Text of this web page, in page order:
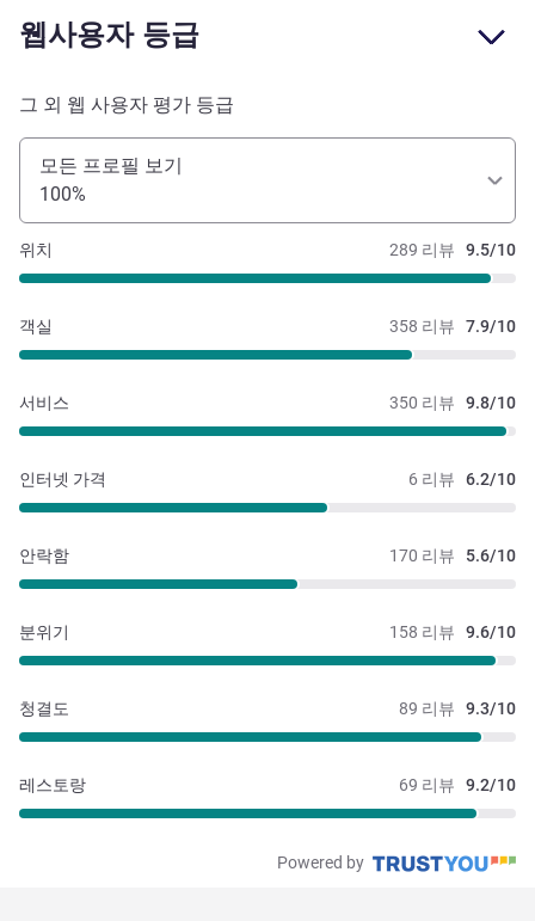
웹사용자 등급
그 외 웹 사용자 평가 등급
모든 프로필 보기
100%
289 리뷰 9.5/10
위치
358 리뷰 7.9/10
객실
350 리뷰 9.8/10
서비스
6 리뷰 6.2/10
인터넷 가격
170 리뷰 5.6/10
안락함
158 리뷰 9.6/10
분위기
89 리뷰 9.3/10
청결도
69 리뷰 9.2/10
레스토랑
Powered by